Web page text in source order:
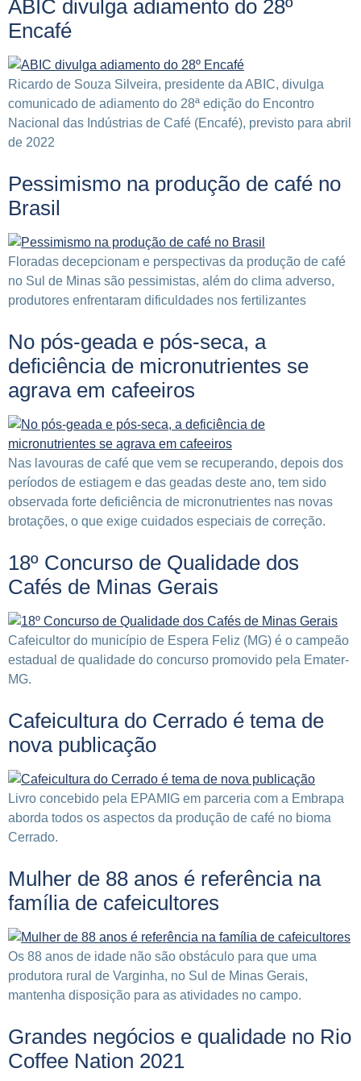
ABIC divulga adiamento do 28º
Encafé
Ricardo de Souza Silveira, presidente da ABIC, divulga
comunicado de adiamento do 28ª edição do Encontro
Nacional das Indústrias de Café (Encafé), previsto para abril
de 2022
Pessimismo na produção de café no
Brasil
Floradas decepcionam e perspectivas da produção de café
no Sul de Minas são pessimistas, além do clima adverso,
produtores enfrentaram dificuldades nos fertilizantes
No pós-geada e pós-seca, a
deficiência de micronutrientes se
agrava em cafeeiros
Nas lavouras de café que vem se recuperando, depois dos
períodos de estiagem e das geadas deste ano, tem sido
observada forte deficiência de micronutrientes nas novas
brotações, o que exige cuidados especiais de correção.
18º Concurso de Qualidade dos
Cafés de Minas Gerais
Cafeicultor do município de Espera Feliz (MG) é o campeão
estadual de qualidade do concurso promovido pela Emater-
MG.
Cafeicultura do Cerrado é tema de
nova publicação
Livro concebido pela EPAMIG em parceria com a Embrapa
aborda todos os aspectos da produção de café no bioma
Cerrado.
Mulher de 88 anos é referência na
família de cafeicultores
Os 88 anos de idade não são obstáculo para que uma
produtora rural de Varginha, no Sul de Minas Gerais,
mantenha disposição para as atividades no campo.
Grandes negócios e qualidade no Rio
Coffee Nation 2021